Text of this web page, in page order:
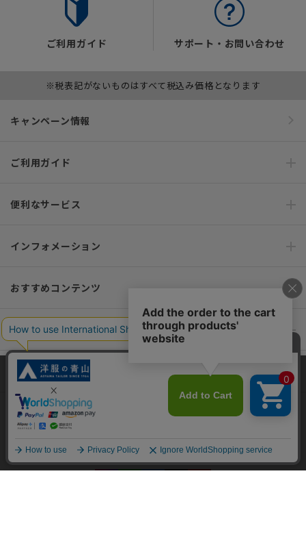
ご利用ガイド サポート・お問い合わせ
※税表記がないものはすべて税込み価格となります
キャンペーン情報
ご利用ガイド
便利なサービス
インフォメーション
おすすめコンテンツ
ポリシー・企業情報
オーダースーツなら SHITATE
OFFICIAL SNS
当サイトでは、快適な閲覧体験とコンテンツ改善のためにCookieを使用
しています。閲覧を続けることで、Cookieの使用に同意したものとみな
します。詳細については
同意して閉じる